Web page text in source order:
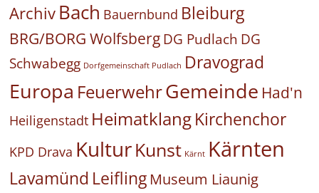
Archiv Bach Bauernbund Bleiburg
BRG/BORG Wolfsberg DG Pudlach DG
Schwabegg Dorfgemeinschaft Pudlach Dravograd
Europa FeuerwehrGemeinde Had'n
Heiligenstadt HeimatklangKirchenchor
KPD Drava KulturKunst Kärnt Kärnten
Lavamünd Leifling Museum Liaunig